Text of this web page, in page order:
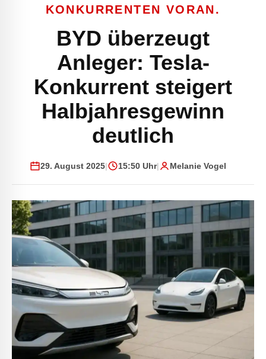
KONKURRENTEN VORAN.
BYD überzeugt
Anleger: Tesla-
Konkurrent steigert
Halbjahresgewinn
deutlich
29. August 2025| 15:50 Uhr| Melanie Vogel